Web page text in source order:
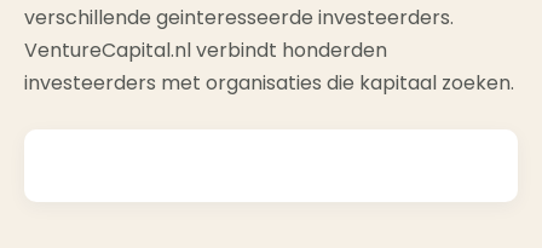
verschillende geinteresseerde investeerders.
VentureCapital.nl verbindt honderden
investeerders met organisaties die kapitaal zoeken.